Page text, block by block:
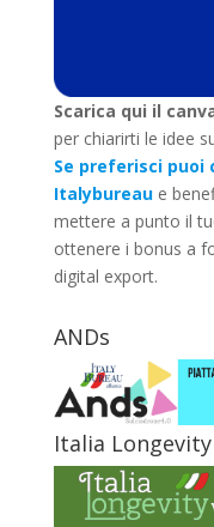
Scarica qui il
per chiarirti le idee
Se preferisci puoi
Italybureaue
mettere a punto il
ottenere i bonus a
digital export.
ANDs
Italia Longevity